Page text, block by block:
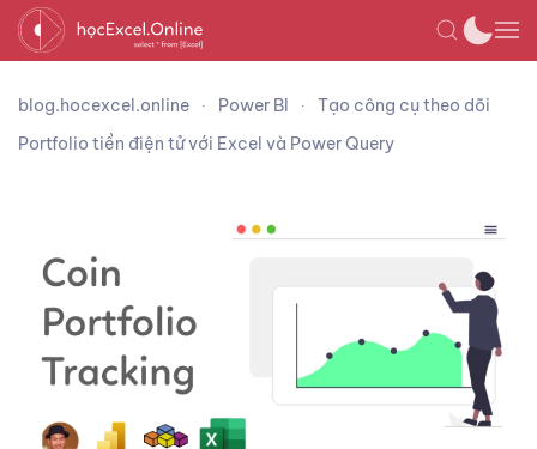
blog.hocexcel.online Power BI
Tạo công cụ theo dõi
Portfolio tiền điện tử với Excel và Power Query